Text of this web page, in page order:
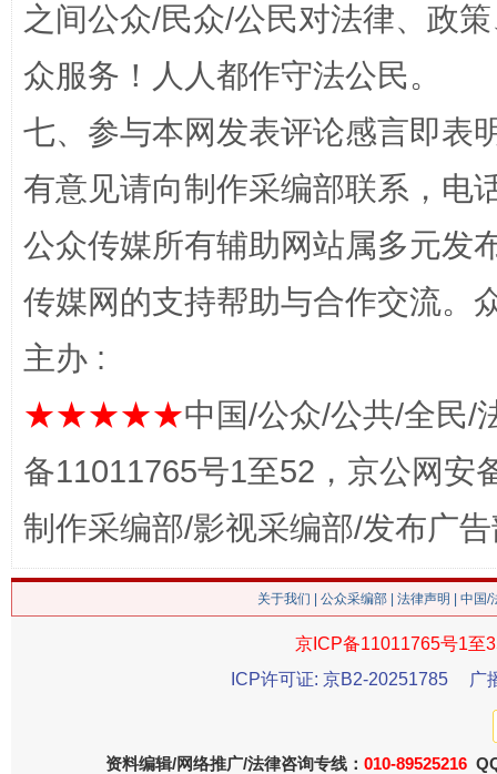
这是一记警钟！ 谢
之间公众/民众/公民对法律、政
众服务！人人都作守法公民。
七、参与本网发表评论感言即表
有意见请向制作采编部联系，电
公众传媒所有辅助网站属多元发
传媒网的支持帮助与合作交流。
主办 :
★★★★★中国/公众/公共/全民/
备11011765号1至52，京公网安
制作采编部/影视采编部/发布广
关于我们 公众采编部 法律声明 | 中国
京ICP备11011765号1至
ICP许可证: 京B2-20251785
广
资料编辑/网络推广/法律咨询专线： 010-89525216